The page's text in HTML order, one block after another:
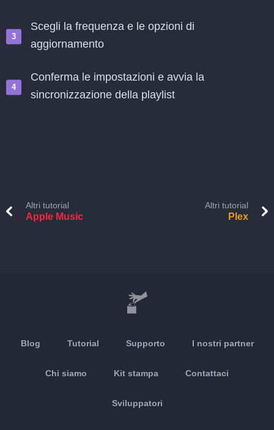
Scegli la frequenza e le opzioni di
aggiornamento
Conferma le impostazioni e avvia la
sincronizzazione della playlist
Altri tutorial
Apple Music
Altri tutorial
Plex
Blog Tutorial Supporto I nostri partner
Chi siamo Kit stampa Contattaci
Sviluppatori